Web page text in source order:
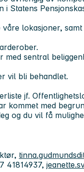
i Statens
lokasjoner,
sentral
vil bli behandlet.
jf.
kommet med
og du vil få
41814937,